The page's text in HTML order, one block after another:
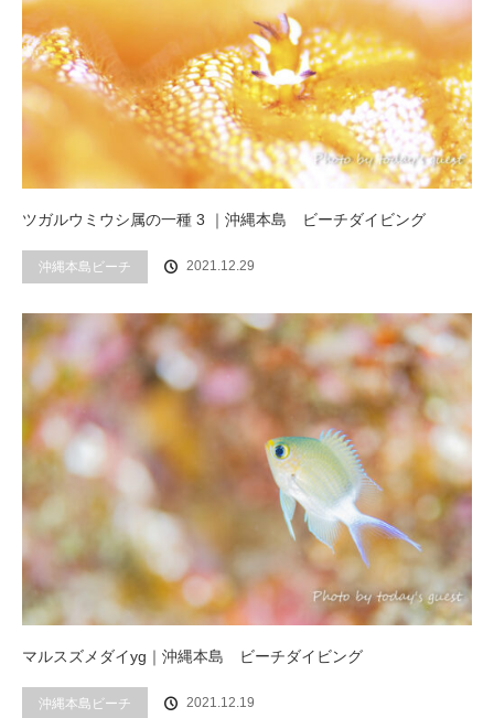
ツガルウミウシ属の一種 3 ｜沖縄本島 ビーチダイビング
沖縄本島ビーチ 2021.12.29
マルスズメダイyg｜沖縄本島 ビーチダイビング
沖縄本島ビーチ 2021.12.19